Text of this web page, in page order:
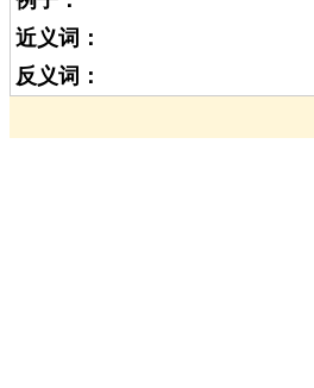
近义词：
反义词：